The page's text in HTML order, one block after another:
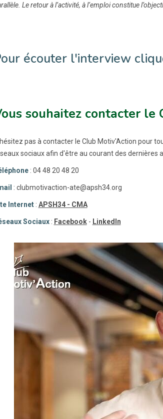
Le retour à l’activité, à l’emploi constitue
écouter l'interview
souhaitez contacter le
pas à contacter le Club Motiv'Action pour
sociaux afin d'être au courant des dernières
: 04 48 20 48 20
: clubmotivaction-ate@apsh34.org
Internet: APSH34 - CMA
Sociaux: Facebook- LinkedIn